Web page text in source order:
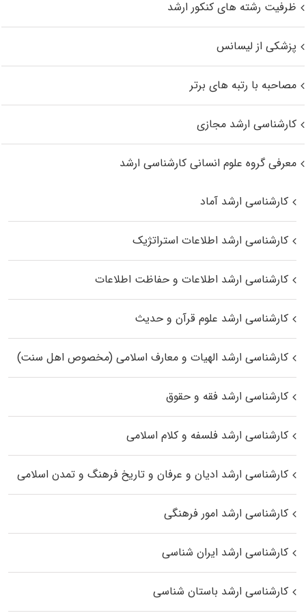
ظرفیت رشته های کنکور ارشد
پزشکی از لیسانس
مصاحبه با رتبه های برتر
کارشناسی ارشد مجازی
معرفی گروه علوم انسانی کارشناسی ارشد
کارشناسی ارشد آماد
کارشناسی ارشد اطلاعات استراتژیک
کارشناسی ارشد اطلاعات و حفاظت اطلاعات
کارشناسی ارشد علوم قرآن و حدیث
کارشناسی ارشد الهیات و معارف اسلامی (مخصوص اهل سنت)
کارشناسی ارشد فقه و حقوق
کارشناسی ارشد فلسفه و کلام اسلامی
کارشناسی ارشد ادیان و عرفان و تاریخ فرهنگ و تمدن اسلامی
کارشناسی ارشد امور فرهنگی
کارشناسی ارشد ایران شناسی
کارشناسی ارشد باستان شناسی